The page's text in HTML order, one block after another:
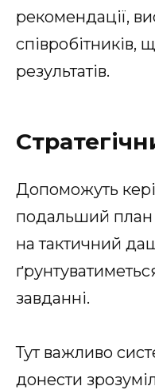
рекомендації,
співробітників,
результатів.
Допоможуть
подальший план
на тактичний
завданні.
Тут важливо
донести